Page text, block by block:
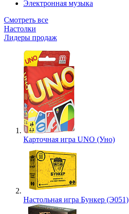
Электронная музыка
Смотреть все
Настолки
Лидеры продаж
Карточная игра UNO (Уно)
Настольная игра Бункер (Э051)